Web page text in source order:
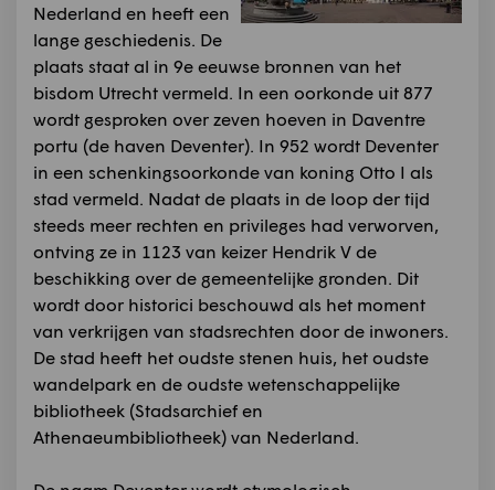
Nederland en heeft een
lange geschiedenis. De
plaats staat al in 9e eeuwse bronnen van het
bisdom Utrecht vermeld. In een oorkonde uit 877
wordt gesproken over zeven hoeven in Daventre
portu (de haven Deventer). In 952 wordt Deventer
in een schenkingsoorkonde van koning Otto I als
stad vermeld. Nadat de plaats in de loop der tijd
steeds meer rechten en privileges had verworven,
ontving ze in 1123 van keizer Hendrik V de
beschikking over de gemeentelijke gronden. Dit
wordt door historici beschouwd als het moment
van verkrijgen van stadsrechten door de inwoners.
De stad heeft het oudste stenen huis, het oudste
wandelpark en de oudste wetenschappelijke
bibliotheek (Stadsarchief en
Athenaeumbibliotheek) van Nederland.